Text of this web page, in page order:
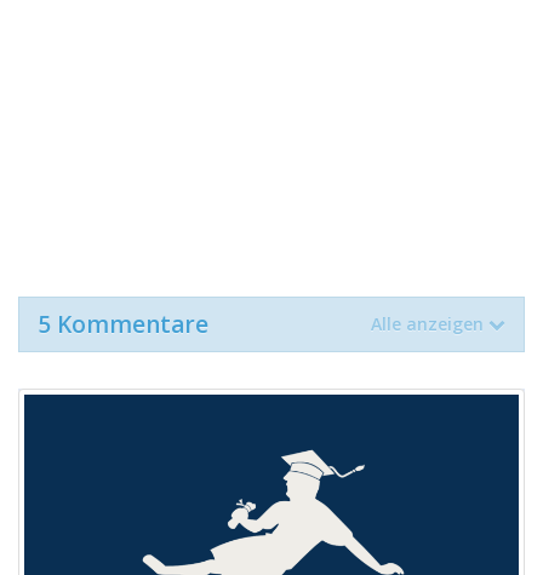
5 Kommentare Alle anzeigen